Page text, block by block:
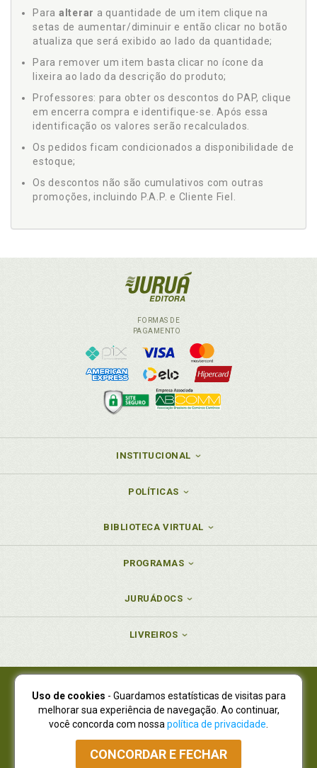
Para alterar a quantidade de um item clique na
setas de aumentar/diminuir e então clicar no botão
atualiza que será exibido ao lado da quantidade;
Para remover um item basta clicar no ícone da
lixeira ao lado da descrição do produto;
Professores: para obter os descontos do PAP, clique
em encerra compra e identifique-se. Após essa
identificação os valores serão recalculados.
Os pedidos ficam condicionados a disponibilidade de
estoque;
Os descontos não são cumulativos com outras
promoções, incluindo P.A.P. e Cliente Fiel.
FORMAS DE
PAGAMENTO
INSTITUCIONAL
POLÍTICAS
BIBLIOTECA VIRTUAL
PROGRAMAS
JURUÁDOCS
LIVREIROS
Juruá Editora Ltda., CNPJ 77.535.508/0001-19
Juruá Informática Ltda., CNPJ 01.701.561/0001-80
NOVO ENDEREÇO:R. Flávio Dallegrave, 7665, São Lourenço |
Curitiba - Paraná - CEP 82210-310
Atendimento: (41) 4009-3900|Vendas Atacado: (41) 4009-3939
Uso de cookies - Guardamos estatísticas de visitas para
melhorar sua experiência de navegação. Ao continuar,
você concorda com nossa política de privacidade
CONCORDAR E FECHAR